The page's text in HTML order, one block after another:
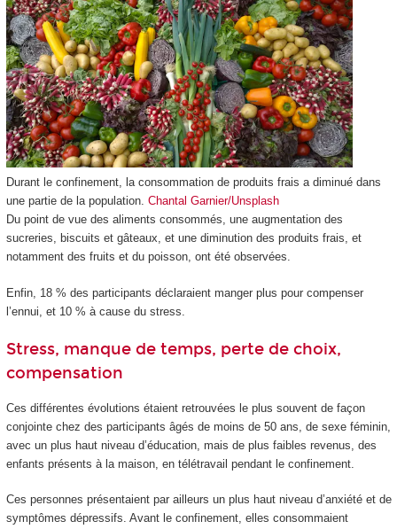
Durant le confinement, la consommation de produits frais a diminué dans
une partie de la population. Chantal Garnier/Unsplash
Du point de vue des aliments consommés, une augmentation des
sucreries, biscuits et gâteaux, et une diminution des produits frais, et
notamment des fruits et du poisson, ont été observées.
Enfin, 18 % des participants déclaraient manger plus pour compenser
l’ennui, et 10 % à cause du stress.
Stress, manque de temps, perte de choix,
compensation
Ces différentes évolutions étaient retrouvées le plus souvent de façon
conjointe chez des participants âgés de moins de 50 ans, de sexe féminin,
avec un plus haut niveau d’éducation, mais de plus faibles revenus, des
enfants présents à la maison, en télétravail pendant le confinement.
Ces personnes présentaient par ailleurs un plus haut niveau d’anxiété et de
symptômes dépressifs. Avant le confinement, elles consommaient